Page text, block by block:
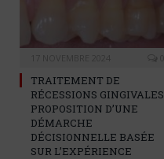
TRAITEMENT DE
RÉCESSIONS GINGIVALES
PROPOSITION D’UNE
DÉMARCHE
DÉCISIONNELLE BASÉE
SUR L’EXPÉRIENCE